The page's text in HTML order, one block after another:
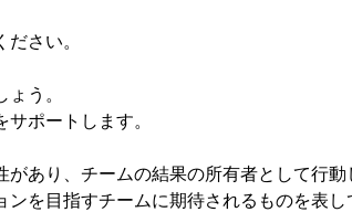
さい。
う。
ポートします。
があり、チームの結果の所有者として行
を目指すチームに期待されるものを表し